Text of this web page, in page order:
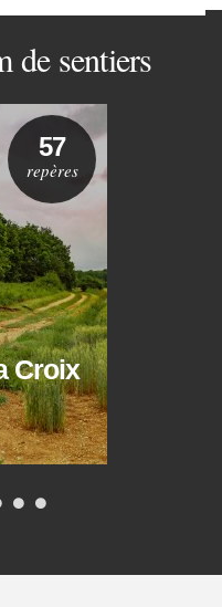
de sentiers
Croix
57
repères